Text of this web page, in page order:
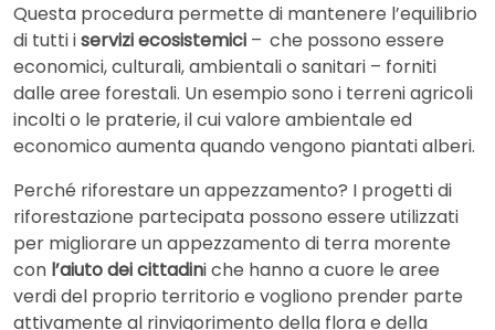
Questa procedura permette di mantenere l’equilibrio
di tutti iservizi ecosistemici – che possono essere
economici, culturali, ambientali o sanitari – forniti
dalle aree forestali. Un esempio sono i terreni agricoli
incolti o le praterie, il cui valore ambientale ed
economico aumenta quando vengono piantati alberi.
Perché riforestare un appezzamento? I progetti di
riforestazione partecipata possono essere utilizzati
per migliorare un appezzamento di terra morente
con l’aiuto dei cittadini che hanno a cuore le aree
verdi del proprio territorio e vogliono prender parte
attivamente al rinvigorimento della flora e della